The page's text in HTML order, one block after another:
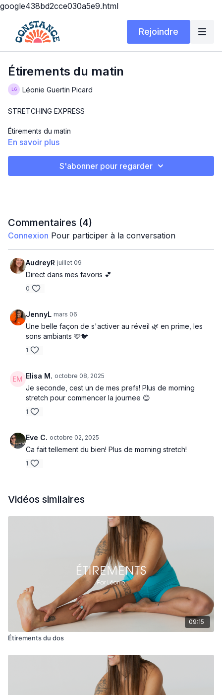
google438bd2cce030a5e9.html
Rejoindre
Étirements du matin
Léonie Guertin Picard
STRETCHING EXPRESS
Étirements du matin
Description : 10 minutes d’étirements
En savoir plus
S'abonner pour regarder
Commentaires (4)
Connexion Pour participer à la conversation
AudreyR juillet 09
Direct dans mes favoris 💕
0
JennyL mars 06
Une belle façon de s'activer au réveil 🌿 en prime, les
sons ambiants 🩷🐦
1
Elisa M. octobre 08, 2025
Je seconde, cest un de mes prefs! Plus de morning
stretch pour commencer la journee 😊
1
Eve C. octobre 02, 2025
Ca fait tellement du bien! Plus de morning stretch!
1
Vidéos similaires
09:15
Étirements du dos